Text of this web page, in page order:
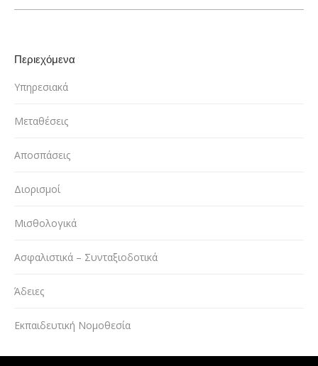
Περιεχόμενα
Υπηρεσιακά
Μεταθέσεις
Αποσπάσεις
Διορισμοί
Μισθολογικά
Ασφαλιστικά – Συνταξιοδοτικά
Άδειες
Εκπαιδευτική Νομοθεσία